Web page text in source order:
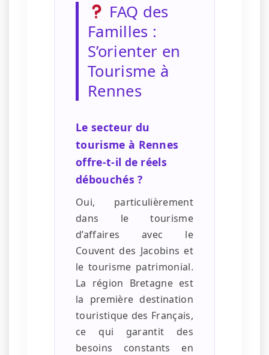
FAQ des
Familles :
S’orienter en
Tourisme à
Rennes
Le secteur du
tourisme à Rennes
offre-t-il de réels
débouchés ?
Oui, particulièrement
dans le tourisme
d’affaires avec le
Couvent des Jacobins et
le tourisme patrimonial.
La région Bretagne est
la première destination
touristique des Français,
ce qui garantit des
besoins constants en